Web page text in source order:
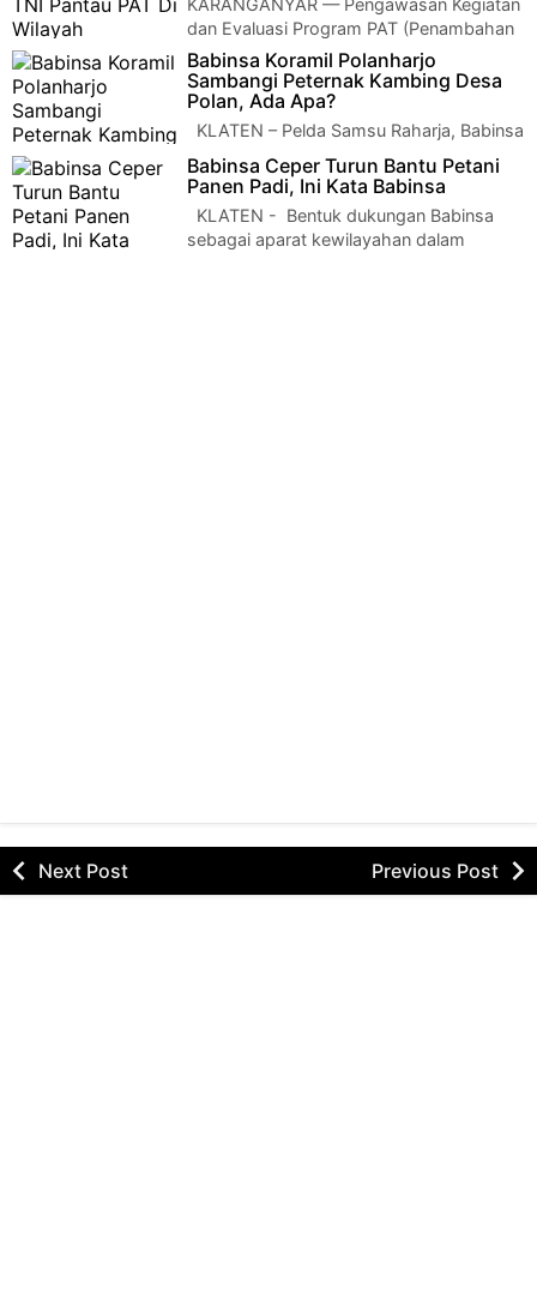
KARANGANYAR — Pengawasan Kegiatan
dan Evaluasi Program PAT (Penambahan
Area Tanam) padi melalui kegiatan Pompanisasi di …
Babinsa Koramil Polanharjo
Sambangi Peternak Kambing Desa
Polan, Ada Apa?
KLATEN – Pelda Samsu Raharja, Babinsa
Koramil 15/Polanharjo Kodim 0723/Klaten
melakukan Komunikasi Sosial (Ko…
Babinsa Ceper Turun Bantu Petani
Panen Padi, Ini Kata Babinsa
KLATEN - Bentuk dukungan Babinsa
sebagai aparat kewilayahan dalam
Next Post Previous Post